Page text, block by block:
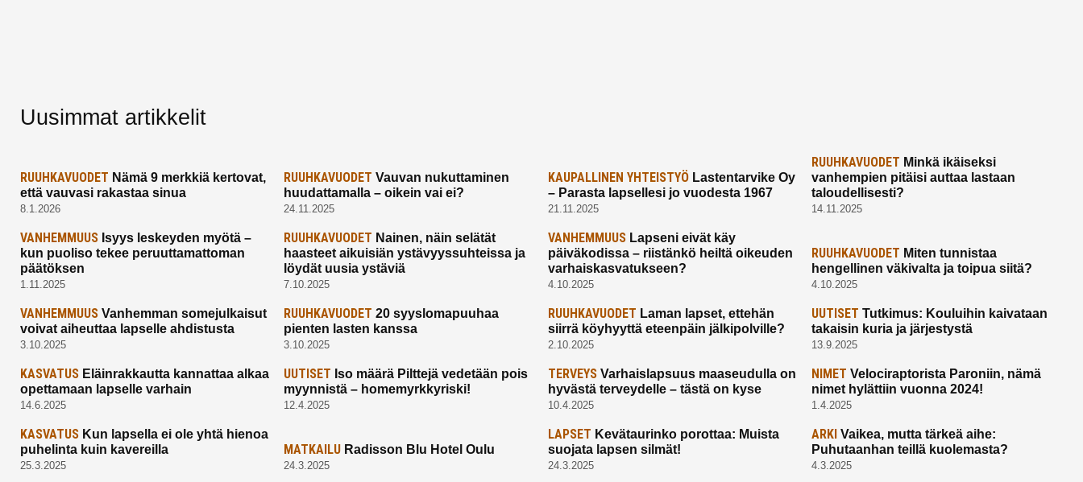
Uusimmat artikkelit
RUUHKAVUODET Nämä 9 merkkiä kertovat,
että vauvasi rakastaa sinua
8.1.2026
RUUHKAVUODET Vauvan nukuttaminen
huudattamalla – oikein vai ei?
24.11.2025
KAUPALLINEN YHTEISTYÖLastentarvike Oy
– Parasta lapsellesi jo vuodesta 1967
21.11.2025
RUUHKAVUODET Minkä ikäiseksi
vanhempien pitäisi auttaa lastaan
taloudellisesti?
14.11.2025
VANHEMMUUS Isyys leskeyden myötä –
kun puoliso tekee peruuttamattoman
päätöksen
1.11.2025
RUUHKAVUODET Nainen, näin selätät
haasteet aikuisiän ystävyyssuhteissa ja
löydät uusia ystäviä
7.10.2025
VANHEMMUUSLapseni eivät käy
päiväkodissa – riistänkö heiltä oikeuden
varhaiskasvatukseen?
4.10.2025
RUUHKAVUODET Miten tunnistaa
hengellinen väkivalta ja toipua siitä?
4.10.2025
VANHEMMUUS Vanhemman somejulkaisut
voivat aiheuttaa lapselle ahdistusta
3.10.2025
RUUHKAVUODET 20 syyslomapuuhaa
pienten lasten kanssa
3.10.2025
RUUHKAVUODET Laman lapset, ettehän
siirrä köyhyyttä eteenpäin jälkipolville?
2.10.2025
UUTISET Tutkimus: Kouluihin kaivataan
takaisin kuria ja järjestystä
13.9.2025
KASVATUS Eläinrakkautta kannattaa alkaa
opettamaan lapselle varhain
14.6.2025
UUTISET Iso määrä Pilttejä vedetään pois
myynnistä – homemyrkkyriski!
12.4.2025
TERVEYSVarhaislapsuus maaseudulla on
hyvästä terveydelle – tästä on kyse
10.4.2025
NIMET Velociraptorista Paroniin, nämä
nimet hylättiin vuonna 2024!
1.4.2025
KASVATUS Kun lapsella ei ole yhtä hienoa
puhelinta kuin kavereilla
25.3.2025
MATKAILU Radisson Blu Hotel Oulu
24.3.2025
LAPSET Kevätaurinko porottaa: Muista
suojata lapsen silmät!
24.3.2025
ARKI Vaikea, mutta tärkeä aihe:
Puhutaanhan teillä kuolemasta?
4.3.2025